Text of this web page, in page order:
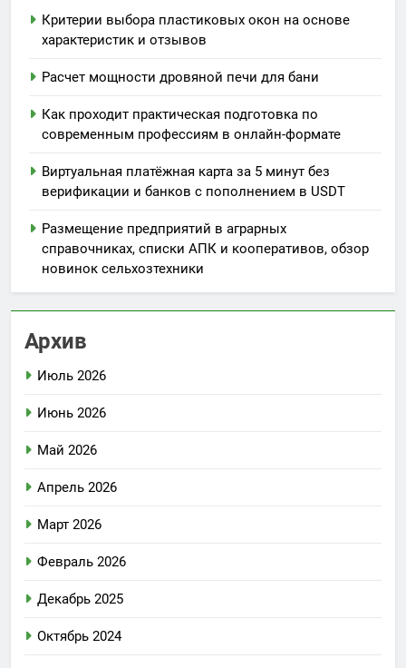
Критерии выбора пластиковых окон на основе
характеристик и отзывов
Расчет мощности дровяной печи для бани
Как проходит практическая подготовка по
современным профессиям в онлайн-формате
Виртуальная платёжная карта за 5 минут без
верификации и банков с пополнением в USDT
Размещение предприятий в аграрных
справочниках, списки АПК и кооперативов, обзор
новинок сельхозтехники
Архив
Июль 2026
Июнь 2026
Май 2026
Апрель 2026
Март 2026
Февраль 2026
Декабрь 2025
Октябрь 2024